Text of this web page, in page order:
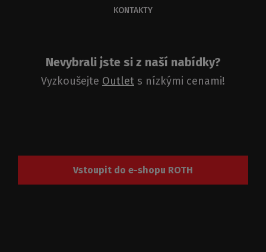
KONTAKTY
Nevybrali jste si z naší nabídky?
Vyzkoušejte Outlet s nízkými cenami!
Vstoupit do e-shopu ROTH